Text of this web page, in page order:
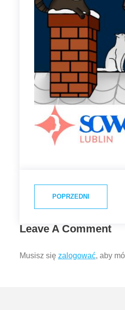
POPRZEDNI
Leave A Comment
Musisz się zalogować, aby